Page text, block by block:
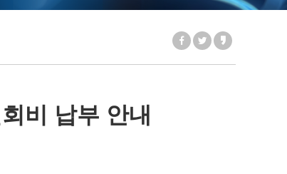
비 납부 안내